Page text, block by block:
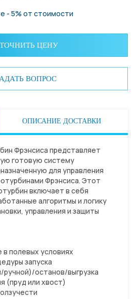
- 5% от стоимости
ЦЕНУ
ВОПРОС
ОПИСАНИЕ ДОСТАВКИ
Фрэнсиса представляет
готовую систему
для управления
Фрэнсиса. Этот
включает в себя
алгоритмы и логику
управления и защиты
полевых условиях
запуска
останов/выгрузка
(пруд или хвост)